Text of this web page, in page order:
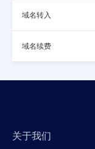
域名转入
域名续费
关于我们